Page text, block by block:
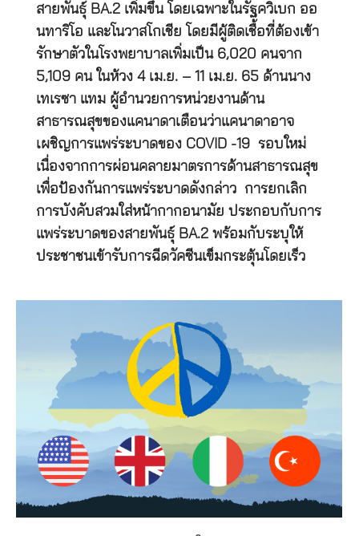
สายพันธุ์ BA.2 เพิ่มขึ้น โดยเฉพาะในรัฐควิเบก ออ
นทาริโอ และโนวาสโกเชีย โดยมีผู้ติดเชื้อที่ต้องเข้า
รักษาตัวในโรงพยาบาลเพิ่มเป็น 6,020 คนจาก
5,109 คน ในห้วง 4 เม.ย. – 11 เม.ย. 65 ด้านนาง
เทเรซา แทม ผู้อำนวยการหน่วยงานด้าน
สาธารณสุขของแคนาดาเตือนว่าแคนาดาอาจ
เผชิญการแพร่ระบาดของ COVID -19 รอบใหม่
เนื่องจากการผ่อนคลายมาตรการด้านสาธารณสุข
เพื่อป้องกันการแพร่ระบาดดังกล่าว การยกเลิก
การบังคับสวมใส่หน้ากากอนามัย ประกอบกับการ
แพร่ระบาดของสายพันธุ์ BA.2 พร้อมกับระบุให้
ประชาชนเข้ารับการฉีดวัคซีนเข็มกระตุ้นโดยเร็ว